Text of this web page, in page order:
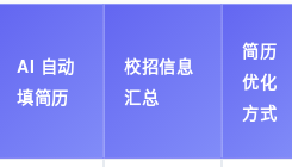
AI 自动
填简历
校招信息
汇总
简历
优化
方式